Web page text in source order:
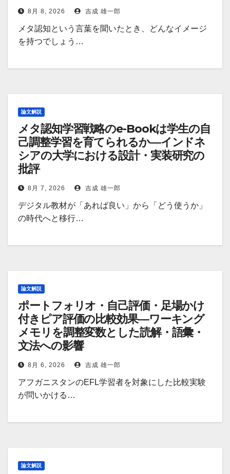
8月 8, 2026 吉成 雄一郎
メタ認知という言葉を聞いたとき、どんなイメージ
を持つでしょう…
論文解説
メタ認知学習戦略のe-Bookは学生の自
己調整学習を育てられるか―インドネ
シアの大学における設計・実装研究の
批評
8月 7, 2026 吉成 雄一郎
デジタル教材が「あれば良い」から「どう使うか」
の時代へと移行…
論文解説
ポートフォリオ・自己評価・足場かけ
付きピア評価の比較効果―ワーキング
メモリを調整変数とした読解・語彙・
文法への影響
8月 6, 2026 吉成 雄一郎
アフガニスタンのEFL学習者を対象にした比較実験
が問いかける…
論文解説